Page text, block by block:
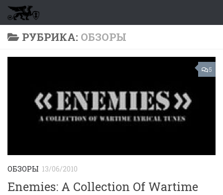
Перейти к содержимому
РУБРИКА: ОБЗОРЫ
5
ОБЗОРЫ 13/06/2010
Enemies: A Collection Of Wartime